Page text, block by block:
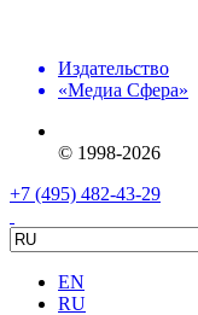
Издательство
«Медиа Сфера»
© 1998-2026
+7 (495) 482-43-29
EN
RU